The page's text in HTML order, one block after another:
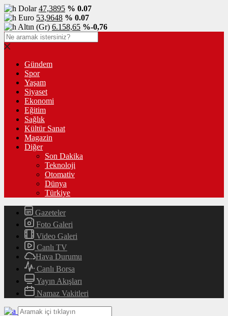
Dolar47,3895 % 0.07
Euro 53,9648 % 0.07
Altın (Gr) 6.158,65 %-0,76
Gündem
Spor
Yaşam
Siyaset
Ekonomi
Eğitim
Sağlık
Kültür Sanat
Magazin
Diğer
Son Dakika
Teknoloji
Otomativ
Dünya
Türkiye
Gazeteler
Foto Galeri
Video Galeri
Canlı TV
Hava Durumu
Canlı Borsa
Yayın Akışları
Namaz Vakitleri